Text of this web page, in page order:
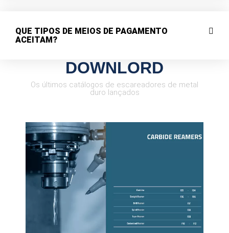
QUE TIPOS DE MEIOS DE PAGAMENTO
ACEITAM?
DOWNLORD
Os últimos catálogos de escareadores de metal
duro lançados